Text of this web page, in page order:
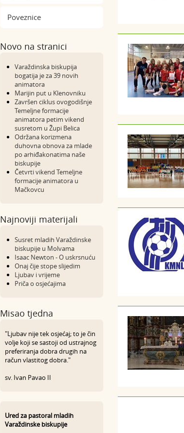
Poveznice
Novo na stranici
Varaždinska biskupija
bogatija je za 39 novih
animatora
Marijin put u Klenovniku
Završen ciklus ovogodišnje
Temeljne formacije
animatora petim vikend
susretom u Župi Belica
Održana korizmena
duhovna obnova za mlade
po arhiđakonatima naše
biskupije
Četvrti vikend Temeljne
formacije animatora u
Mačkovcu
Najnoviji materijali
Susret mladih Varaždinske
biskupije u Molvama
Isaac Newton - O uskrsnuću
Onaj čije stope slijedim
Ljubav i vrijeme
Priča o osjećajima
Misao tjedna
"Ljubav nije tek osjećaj; to je čin
volje koji se sastoji od ustrajnog
preferiranja dobra drugih na
račun vlastitog dobra."
sv. Ivan Pavao II
Ured za pastoral mladih
Varaždinske biskupije